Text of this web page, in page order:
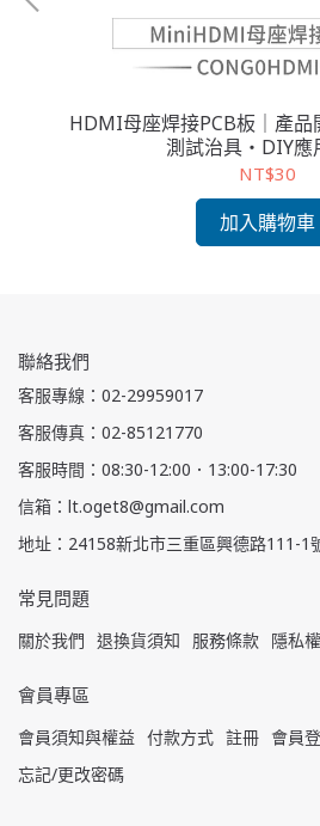
HDMI母座焊接PCB板｜產品
測試治具・DIY應
NT$30
加入購物車
聯絡我們
客服專線：02-29959017
客服傳真：02-85121770
客服時間：08:30-12:00．13:00-17:30
信箱：lt.oget8@gmail.com
地址：24158新北市三重區興德路111-1
常見問題
關於我們 退換貨須知 服務條款 隱私
會員專區
會員須知與權益 付款方式 註冊 會員
忘記/更改密碼